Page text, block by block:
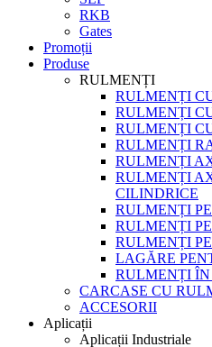
RKB
Gates
Promoții
Produse
RULMENȚI
RULMENȚI
RULMENȚI
RULMENȚI
RULMENȚI
RULMENȚI
RULMENȚI
CILINDRICE
RULMENȚI
RULMENȚI
RULMENȚI
LAGĂRE
RULMENȚI ÎN
CARCASE CU
ACCESORII
Aplicații
Aplicații Industriale